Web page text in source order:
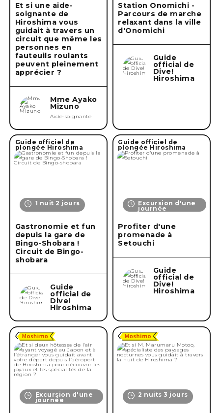
Et si une aide-
soignante de
Hiroshima vous
guidait à travers un
circuit que même les
personnes en
fauteuils roulants
peuvent pleinement
apprécier ?
Mme Ayako
Mizuno
Aide-soignante
Station Onomichi -
Parcours de marche
relaxant dans la ville
d'Onomichi
Guide
official de
Dive!
Hiroshima
Guide officiel de
plongée Hiroshima
1 nuit 2 jours
Gastronomie et fun
depuis la gare de
Bingo-Shobara !
Circuit de Bingo-
shobara
Guide
official de
Dive!
Hiroshima
Guide officiel de
plongée Hiroshima
Excursion d'une
journée
Profiter d'une
promenade à
Setouchi
Guide
official de
Dive!
Hiroshima
Excursion d'une
journée
2 nuits 3 jours